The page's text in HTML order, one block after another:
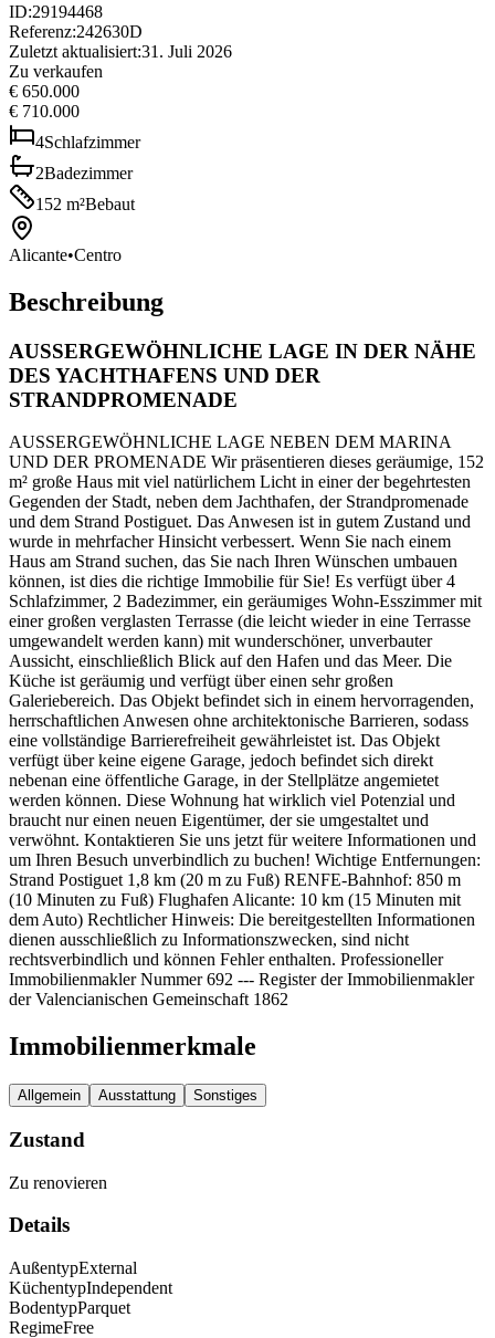
ID:29194468
Referenz:242630D
Zuletzt aktualisiert:31. Juli 2026
Zu verkaufen
€ 650.000
€ 710.000
4Schlafzimmer
2Badezimmer
152 m²Bebaut
Alicante•Centro
Beschreibung
AUSSERGEWÖHNLICHE LAGE IN DER NÄHE
DES YACHTHAFENS UND DER
STRANDPROMENADE
AUSSERGEWÖHNLICHE LAGE NEBEN DEM MARINA
UND DER PROMENADE Wir präsentieren dieses geräumige, 152
m² große Haus mit viel natürlichem Licht in einer der begehrtesten
Gegenden der Stadt, neben dem Jachthafen, der Strandpromenade
und dem Strand Postiguet. Das Anwesen ist in gutem Zustand und
wurde in mehrfacher Hinsicht verbessert. Wenn Sie nach einem
Haus am Strand suchen, das Sie nach Ihren Wünschen umbauen
können, ist dies die richtige Immobilie für Sie! Es verfügt über 4
Schlafzimmer, 2 Badezimmer, ein geräumiges Wohn-Esszimmer mit
einer großen verglasten Terrasse (die leicht wieder in eine Terrasse
umgewandelt werden kann) mit wunderschöner, unverbauter
Aussicht, einschließlich Blick auf den Hafen und das Meer. Die
Küche ist geräumig und verfügt über einen sehr großen
Galeriebereich. Das Objekt befindet sich in einem hervorragenden,
herrschaftlichen Anwesen ohne architektonische Barrieren, sodass
eine vollständige Barrierefreiheit gewährleistet ist. Das Objekt
verfügt über keine eigene Garage, jedoch befindet sich direkt
nebenan eine öffentliche Garage, in der Stellplätze angemietet
werden können. Diese Wohnung hat wirklich viel Potenzial und
braucht nur einen neuen Eigentümer, der sie umgestaltet und
verwöhnt. Kontaktieren Sie uns jetzt für weitere Informationen und
um Ihren Besuch unverbindlich zu buchen! Wichtige Entfernungen:
Strand Postiguet 1,8 km (20 m zu Fuß) RENFE-Bahnhof: 850 m
(10 Minuten zu Fuß) Flughafen Alicante: 10 km (15 Minuten mit
dem Auto) Rechtlicher Hinweis: Die bereitgestellten Informationen
dienen ausschließlich zu Informationszwecken, sind nicht
rechtsverbindlich und können Fehler enthalten. Professioneller
Immobilienmakler Nummer 692 --- Register der Immobilienmakler
der Valencianischen Gemeinschaft 1862
Immobilienmerkmale
Allgemein Ausstattung Sonstiges
Zustand
Zu renovieren
Details
AußentypExternal
KüchentypIndependent
BodentypParquet
RegimeFree